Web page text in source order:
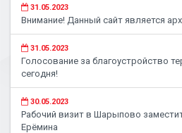
31.05.2023
Внимание! Данный сайт является
31.05.2023
Голосование за благоустройство
сегодня!
30.05.2023
Рабочий визит в Шарыпово
Ерёмина